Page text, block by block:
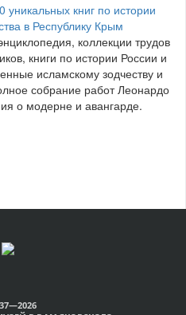
книг по истории
в Республику Крым
коллекции трудов
книги по истории России и
исламскому зодчеству и
собрание работ Леонардо
о модерне и авангарде.